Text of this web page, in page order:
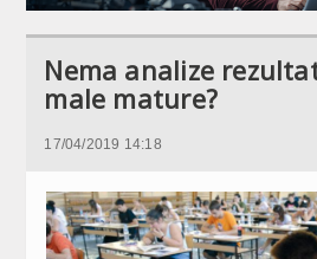
Nema analize
male mature?
17/04/2019 14:18